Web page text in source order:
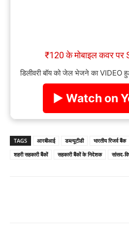
₹120 के मोबाइल कवर पर
डिलीवरी बॉय को जेल भेजने का VIDEO
▶ Watch on
TAGS आरबीआई डब्ल्यूटीडी भारतीय रिजर्व बैंक
शहरी सहकारी बैंकों
सहकारी बैंकों के निदेशक सांसद-